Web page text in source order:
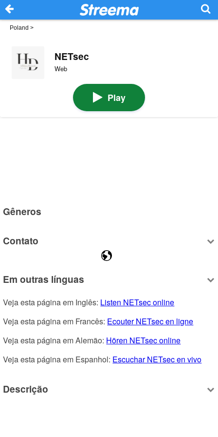
Poland >
NETsec
Web
Play
Gêneros
Contato
Em outras línguas
Veja esta página em Inglês: Listen NETsec online
Veja esta página em Francês: Ecouter NETsec en ligne
Veja esta página em Alemão: Hören NETsec online
Veja esta página em Espanhol: Escuchar NETsec en vivo
Descrição